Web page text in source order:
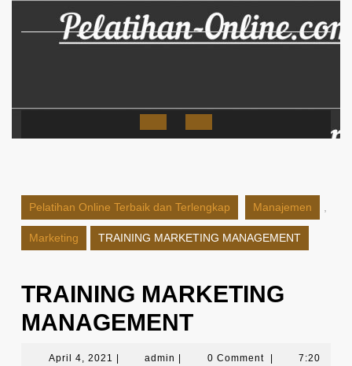
Open
Pelatihan Online Terbaik dan Terlengkap Manajemen
Marketing TRAINING MARKETING MANAGEMENT
TRAINING MARKETING
MANAGEMENT
April 4, 2021 April
admin admin 0 Comment
7:20